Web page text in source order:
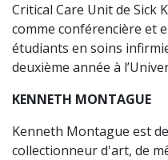
Critical Care Unit de Sick
comme conférencière et
étudiants en soins
deuxième année à
KENNETH MONTAGUE
Kenneth Montague est
collectionneur d'art, de